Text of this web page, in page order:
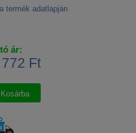
termék adatlapján
ár:
Ft